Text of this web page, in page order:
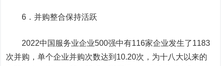
6．并购整合保持活跃
2022中国服务业企业500强中有116家企业发生了1183
次并购，单个企业并购次数达到10.20次，为十八大以来的